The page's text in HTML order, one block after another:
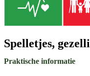
Spelletjes,
Praktische informatie